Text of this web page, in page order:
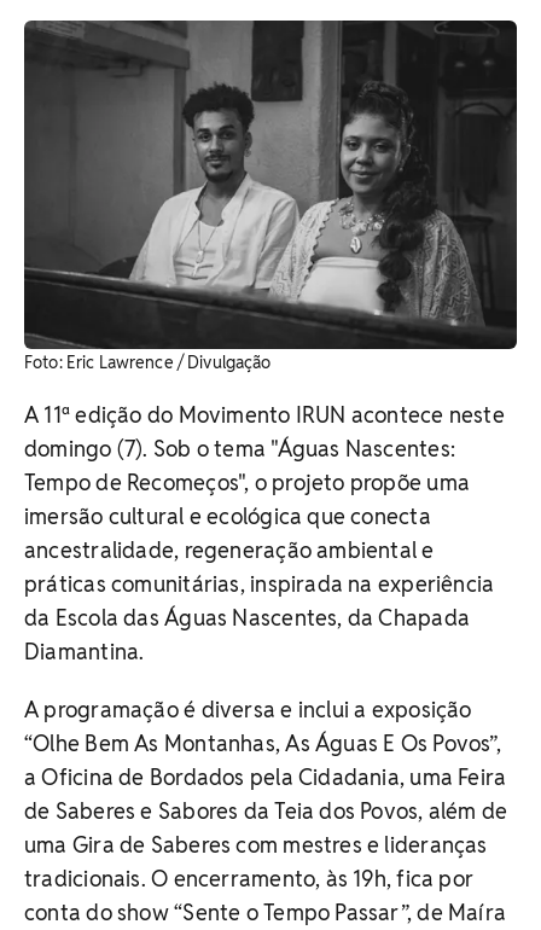
Foto: Eric Lawrence / Divulgação
A 11ª edição do Movimento IRUN acontece neste
domingo (7). Sob o tema "Águas Nascentes:
Tempo de Recomeços", o projeto propõe uma
imersão cultural e ecológica que conecta
ancestralidade, regeneração ambiental e
práticas comunitárias, inspirada na experiência
da Escola das Águas Nascentes, da Chapada
Diamantina.
A programação é diversa e inclui a exposição
“Olhe Bem As Montanhas, As Águas E Os Povos”,
a Oficina de Bordados pela Cidadania, uma Feira
de Saberes e Sabores da Teia dos Povos, além de
uma Gira de Saberes com mestres e lideranças
tradicionais. O encerramento, às 19h, fica por
conta do show “Sente o Tempo Passar”, de Maíra